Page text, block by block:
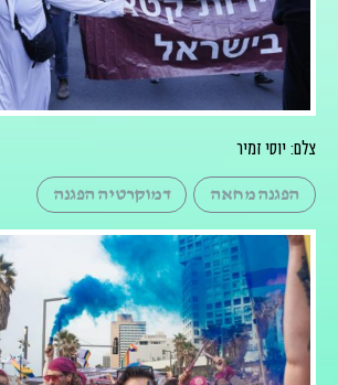
צלם: יוסי זמיר
הפגנה מחאה דמוקרטיה הפגנה